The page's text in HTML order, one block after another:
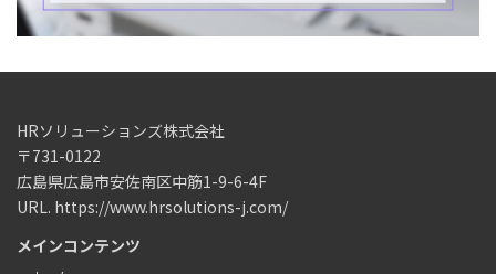
HRソリューションズ株式会社
〒731-0122
広島県広島市安佐南区中筋1-9-6-4F
URL. https://www.hrsolutions-j.com/
メインコンテンツ